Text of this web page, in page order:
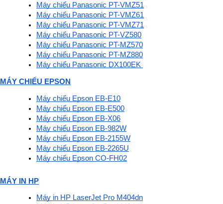
Máy chiếu Panasonic PT-VMZ51
Máy chiếu Panasonic PT-VMZ61
Máy chiếu Panasonic PT-VMZ71
Máy chiếu Panasonic PT-VZ580
Máy chiếu Panasonic PT-MZ570
Máy chiếu Panasonic PT-MZ880
Máy chiếu Panasonic DX100EK
MÁY CHIẾU EPSON
Máy chiếu Epson EB-E10
Máy chiếu Epson EB-E500
Máy chiếu Epson EB-X06
Máy chiếu Epson EB-982W
Máy chiếu Epson EB-2155W
Máy chiếu Epson EB-2265U
Máy chiếu Epson CO-FH02
MÁY IN HP
Máy in HP LaserJet Pro M404dn